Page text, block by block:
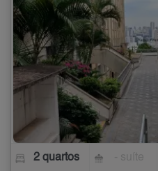
2 quartos